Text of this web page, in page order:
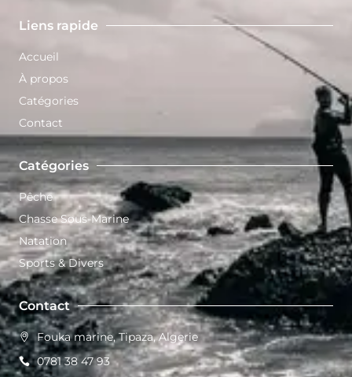
Liens rapide
Accueil
À propos
Catégories
Contact
Catégories
Pêche
Chasse Sous-Marine
Natation
Sports & Divers
Contact
Fouka marine, Tipaza, Algerie
0781 38 47 93